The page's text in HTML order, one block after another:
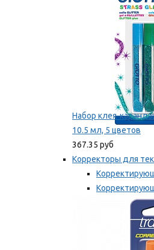
Набор клея-
10.5 мл, 5 цветов
367.35 руб
Корректоры для
Мы рекомендуем